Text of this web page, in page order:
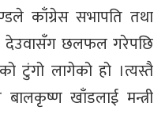
काँग्रेस सभापति तथा
देउवासँग छलफल गरेपछि
टुंगो लागेको हो ।त्यस्तै
खाँडलाई मन्त्री